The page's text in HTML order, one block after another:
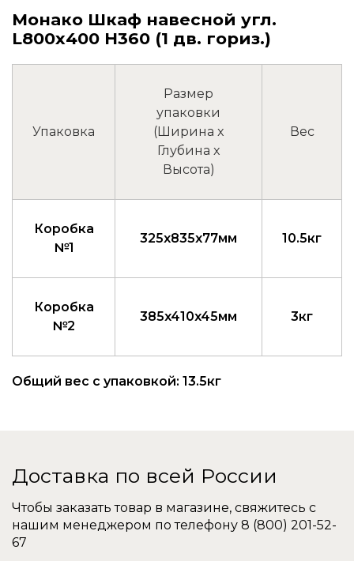
Монако Шкаф навесной угл.
L800х400 H360 (1 дв. гориз.)
Упаковка
Размер
упаковки
(Ширина x
Глубина x
Высота)
Вес
Коробка
№1
325x835x77мм 10.5кг
Коробка
№2
385x410x45мм 3кг
Общий вес с упаковкой: 13.5кг
Доставка по всей России
Чтобы заказать товар в магазине, свяжитесь с
нашим менеджером по телефону 8 (800) 201-52-
67